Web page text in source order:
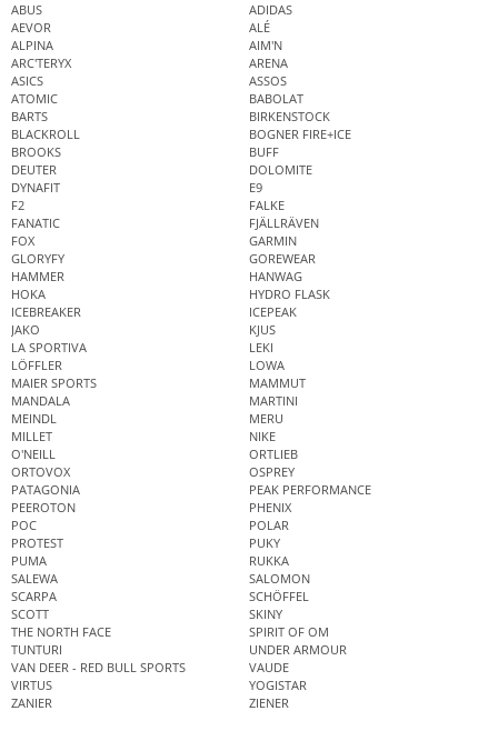
ABUS
ADIDAS
AEVOR
ALÉ
ALPINA
AIM'N
ARC'TERYX
ARENA
ASICS
ASSOS
ATOMIC
BABOLAT
BARTS
BIRKENSTOCK
BLACKROLL
BOGNER FIRE+ICE
BROOKS
BUFF
DEUTER
DOLOMITE
DYNAFIT
E9
F2
FALKE
FANATIC
FJÄLLRÄVEN
FOX
GARMIN
GLORYFY
GOREWEAR
HAMMER
HANWAG
HOKA
HYDRO FLASK
ICEBREAKER
ICEPEAK
JAKO
KJUS
LA SPORTIVA
LEKI
LÖFFLER
LOWA
MAIER SPORTS
MAMMUT
MANDALA
MARTINI
MEINDL
MERU
MILLET
NIKE
O'NEILL
ORTLIEB
ORTOVOX
OSPREY
PATAGONIA
PEAK PERFORMANCE
PEEROTON
PHENIX
POC
POLAR
PROTEST
PUKY
PUMA
RUKKA
SALEWA
SALOMON
SCARPA
SCHÖFFEL
SCOTT
SKINY
THE NORTH FACE
SPIRIT OF OM
TUNTURI
UNDER ARMOUR
VAN DEER - RED BULL SPORTS
VAUDE
VIRTUS
YOGISTAR
ZANIER
ZIENER